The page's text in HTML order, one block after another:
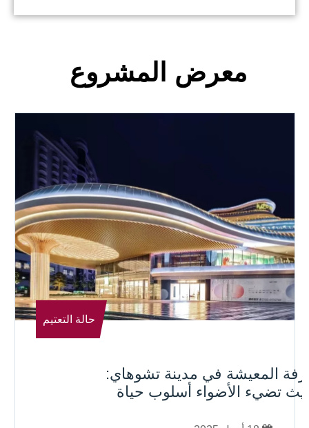
معرض المشروع
حالة التعتيم
المعيشة في مدينة تشوهاي:
تضيء الأضواء أسلوب حياة